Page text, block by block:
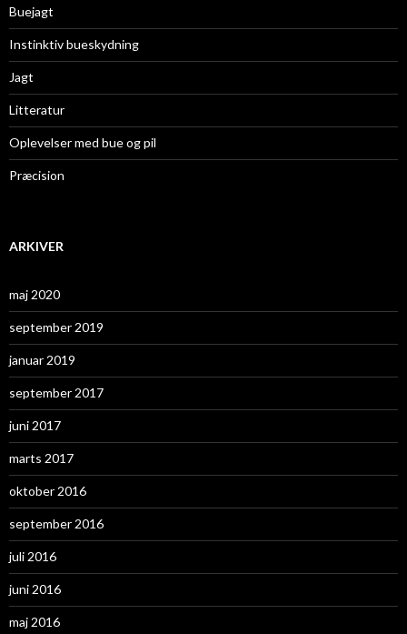
Buejagt
Instinktiv bueskydning
Jagt
Litteratur
Oplevelser med bue og pil
Præcision
ARKIVER
maj 2020
september 2019
januar 2019
september 2017
juni 2017
marts 2017
oktober 2016
september 2016
juli 2016
juni 2016
maj 2016